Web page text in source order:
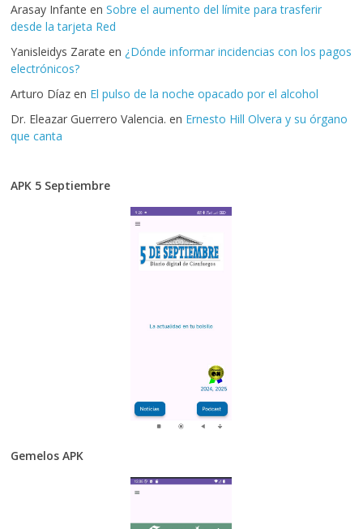
Arasay Infante enSobre el aumento del límite para trasferir
desde la tarjeta Red
Yanisleidys Zarate en ¿Dónde informar incidencias con los pagos
electrónicos?
Arturo Díaz en El pulso de la noche opacado por el alcohol
Dr. Eleazar Guerrero Valencia. en Ernesto Hill Olvera y su órgano
que canta
APK 5 Septiembre
Gemelos APK